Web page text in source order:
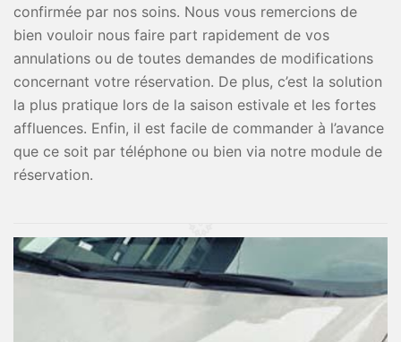
confirmée par nos soins. Nous vous remercions de
bien vouloir nous faire part rapidement de vos
annulations ou de toutes demandes de modifications
concernant votre réservation. De plus, c’est la solution
la plus pratique lors de la saison estivale et les fortes
affluences. Enfin, il est facile de commander à l’avance
que ce soit par téléphone ou bien via notre module de
réservation.